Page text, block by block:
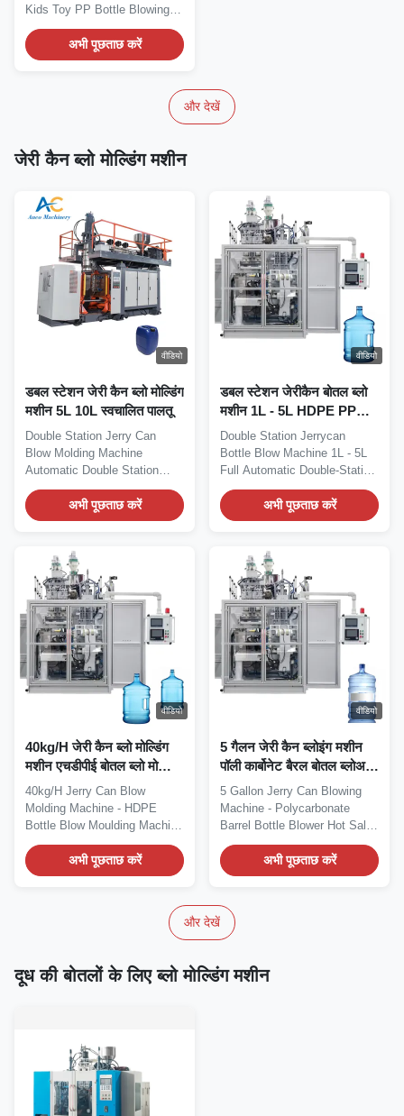
Kids Toy PP Bottle Blowing
Machine for Plastic...
अभी पूछताछ करें
और देखें
जेरी कैन ब्लो मोल्डिंग मशीन
वीडियो
डबल स्टेशन जेरी कैन ब्लो मोल्डिंग
मशीन 5L 10L स्वचालित पालतू
Double Station Jerry Can
Blow Molding Machine
Automatic Double Station
Extrusion Blowing Molding...
अभी पूछताछ करें
वीडियो
डबल स्टेशन जेरीकैन बोतल ब्लो
मशीन 1L - 5L HDPE PP
प्लास्टिक ब्लोइंग मशीन
Double Station Jerrycan
Bottle Blow Machine 1L - 5L
Full Automatic Double-Station
Extrusion Blow...
अभी पूछताछ करें
वीडियो
40kg/H जेरी कैन ब्लो मोल्डिंग
मशीन एचडीपीई बोतल ब्लो मोल्डिंग
मशीन
40kg/H Jerry Can Blow
Molding Machine - HDPE
Bottle Blow Moulding Machine
Fully Automatic HDPE PP...
अभी पूछताछ करें
वीडियो
5 गैलन जेरी कैन ब्लोइंग मशीन
पॉली कार्बोनेट बैरल बोतल ब्लोअर
मशीन
5 Gallon Jerry Can Blowing
Machine - Polycarbonate
Barrel Bottle Blower Hot Sale
5 Gallon...
अभी पूछताछ करें
और देखें
दूध की बोतलों के लिए ब्लो मोल्डिंग मशीन